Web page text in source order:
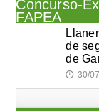
de
de
🕔 30/